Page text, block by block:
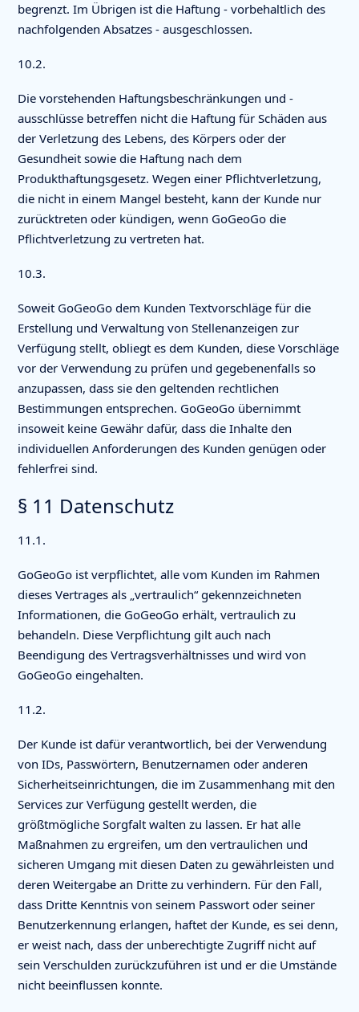
begrenzt. Im Übrigen ist die Haftung - vorbehaltlich des
nachfolgenden Absatzes - ausgeschlossen.
10.2.
Die vorstehenden Haftungsbeschränkungen und -
ausschlüsse betreffen nicht die Haftung für Schäden aus
der Verletzung des Lebens, des Körpers oder der
Gesundheit sowie die Haftung nach dem
Produkthaftungsgesetz. Wegen einer Pflichtverletzung,
die nicht in einem Mangel besteht, kann der Kunde nur
zurücktreten oder kündigen, wenn GoGeoGo die
Pflichtverletzung zu vertreten hat.
10.3.
Soweit GoGeoGo dem Kunden Textvorschläge für die
Erstellung und Verwaltung von Stellenanzeigen zur
Verfügung stellt, obliegt es dem Kunden, diese Vorschläge
vor der Verwendung zu prüfen und gegebenenfalls so
anzupassen, dass sie den geltenden rechtlichen
Bestimmungen entsprechen. GoGeoGo übernimmt
insoweit keine Gewähr dafür, dass die Inhalte den
individuellen Anforderungen des Kunden genügen oder
fehlerfrei sind.
§ 11 Datenschutz
11.1.
GoGeoGo ist verpflichtet, alle vom Kunden im Rahmen
dieses Vertrages als „vertraulich“ gekennzeichneten
Informationen, die GoGeoGo erhält, vertraulich zu
behandeln. Diese Verpflichtung gilt auch nach
Beendigung des Vertragsverhältnisses und wird von
GoGeoGo eingehalten.
11.2.
Der Kunde ist dafür verantwortlich, bei der Verwendung
von IDs, Passwörtern, Benutzernamen oder anderen
Sicherheitseinrichtungen, die im Zusammenhang mit den
Services zur Verfügung gestellt werden, die
größtmögliche Sorgfalt walten zu lassen. Er hat alle
Maßnahmen zu ergreifen, um den vertraulichen und
sicheren Umgang mit diesen Daten zu gewährleisten und
deren Weitergabe an Dritte zu verhindern. Für den Fall,
dass Dritte Kenntnis von seinem Passwort oder seiner
Benutzerkennung erlangen, haftet der Kunde, es sei denn,
er weist nach, dass der unberechtigte Zugriff nicht auf
sein Verschulden zurückzuführen ist und er die Umstände
nicht beeinflussen konnte.